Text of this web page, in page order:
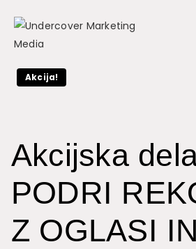
content
Akcija!
Akcijska
PODRI
Z OGLASI IN